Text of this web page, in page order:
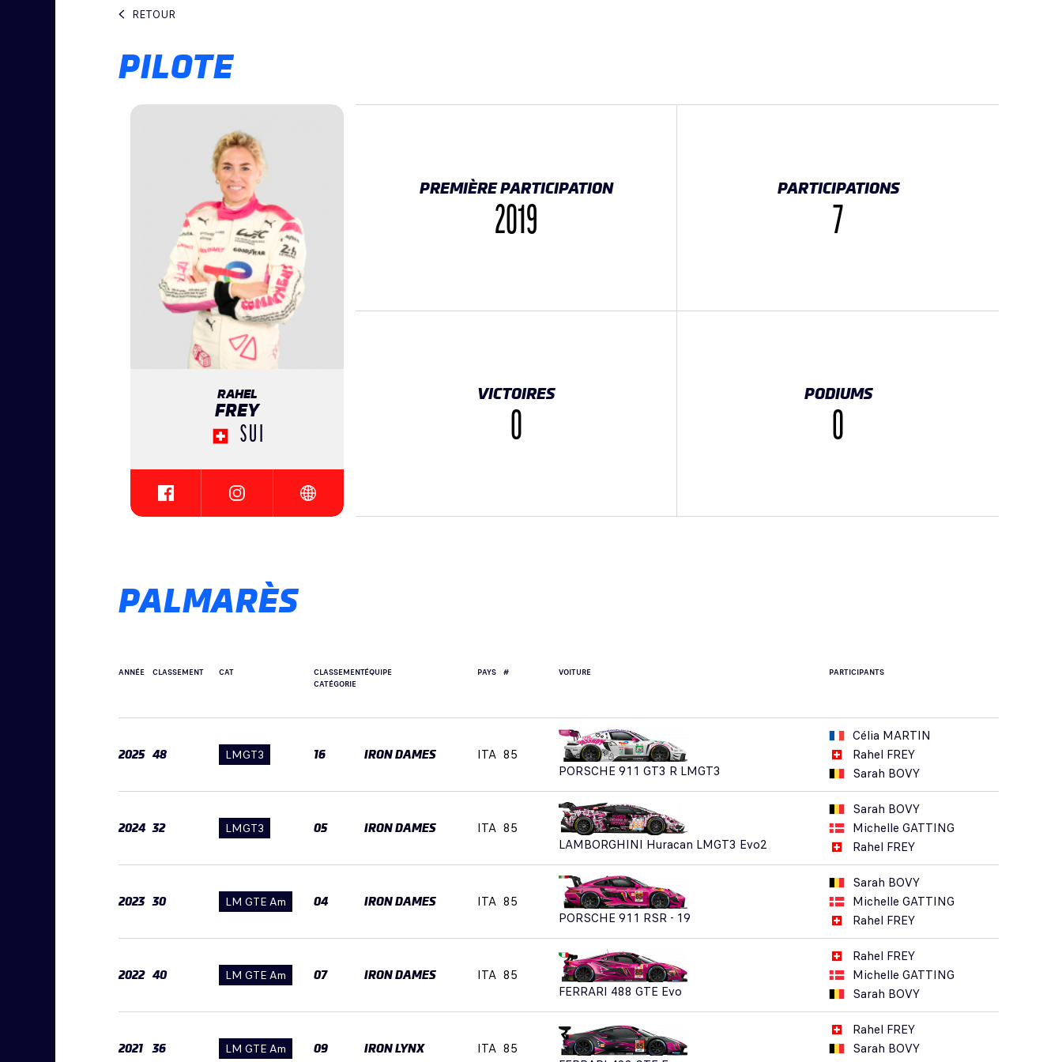
RETOUR
PILOTE
RAHEL
FREY
SUI
{{SEESOCIALNETWORK}}
{{SEESOCIALNETWORK}}{{SEESOCIALNETWORK}}
PREMIÈRE PARTICIPATION
2019
PARTICIPATIONS
7
VICTOIRES
0
PODIUMS
0
PALMARÈS
ANNÉE CLASSEMENT CAT
CLASSEMENT
CATÉGORIE
ÉQUIPE PAYS # VOITURE PARTICIPANTS
2025 48 LMGT3 16 IRON DAMES ITA 85
PORSCHE 911 GT3 R LMGT3
Célia MARTIN
Rahel FREY
Sarah BOVY
2024 32 LMGT3 05 IRON DAMES ITA 85
LAMBORGHINI Huracan LMGT3 Evo2
Sarah BOVY
Michelle GATTING
Rahel FREY
2023 30 LM GTE Am 04 IRON DAMES ITA 85
PORSCHE 911 RSR - 19
Sarah BOVY
Michelle GATTING
Rahel FREY
2022 40 LM GTE Am 07 IRON DAMES ITA 85
FERRARI 488 GTE Evo
Rahel FREY
Michelle GATTING
Sarah BOVY
2021 36 LM GTE Am 09 IRON LYNX ITA 85
Rahel FREY
Sarah BOVY